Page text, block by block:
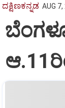
ದಕ್ಷಿಣಕನ್ನಡ AUG